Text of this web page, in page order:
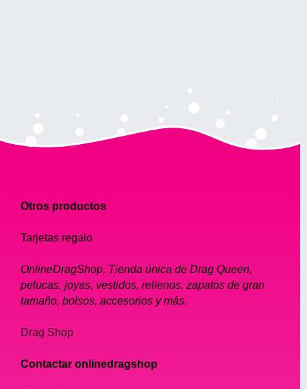
Otros productos
Tarjetas regalo
OnlineDragShop, Tienda única de Drag Queen,
pelucas, joyas, vestidos, rellenos, zapatos de gran
tamaño, bolsos, accesorios y más.
Drag Shop
Contactar onlinedragshop